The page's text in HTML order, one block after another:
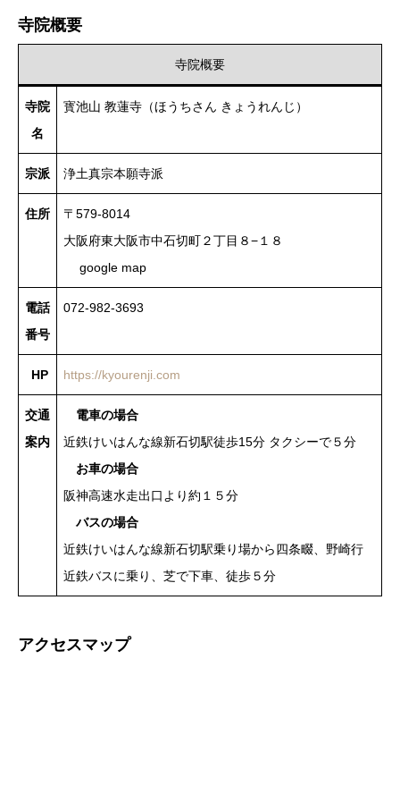
寺院概要
寺院概要
寺院
名
寳池山 教蓮寺（ほうちさん きょうれんじ）
宗派 浄土真宗本願寺派
住所
〒579-8014
大阪府東大阪市中石切町２丁目８−１８
google map
電話
番号
072-982-3693
HP https://kyourenji.com
交通
案内
電車の場合
近鉄けいはんな線新石切駅徒歩15分 タクシーで５分
お車の場合
阪神高速水走出口より約１５分
バスの場合
近鉄けいはんな線新石切駅乗り場から四条畷、野崎行
近鉄バスに乗り、芝で下車、徒歩５分
アクセスマップ